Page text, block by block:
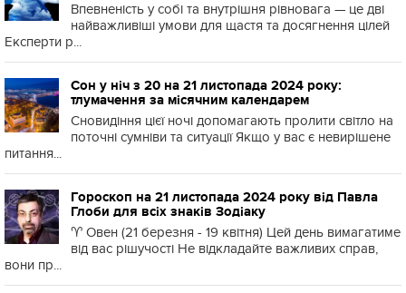
Впевненість у собі та внутрішня рівновага — це дві
найважливіші умови для щастя та досягнення цілей
Експерти р...
Сон у ніч з 20 на 21 листопада 2024 року:
тлумачення за місячним календарем
Сновидіння цієї ночі допомагають пролити світло на
поточні сумніви та ситуації Якщо у вас є невирішене
питання...
Гороскоп на 21 листопада 2024 року від Павла
Глоби для всіх знаків Зодіаку
♈️ Овен (21 березня - 19 квітня) Цей день вимагатиме
від вас рішучості Не відкладайте важливих справ,
вони пр...